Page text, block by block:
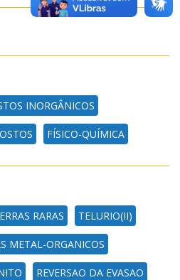
INORGÂNICOS
FÍSICO-QUÍMICA
RARAS TELURIO(II)
METAL-ORGANICOS
REVERSAO DA EVASAO